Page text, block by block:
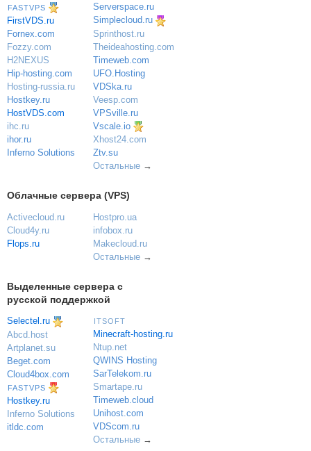
FASTVPS
FirstVDS.ru
Fornex.com
Fozzy.com
H2NEXUS
Hip-hosting.com
Hosting-russia.ru
Hostkey.ru
HostVDS.com
ihc.ru
ihor.ru
Inferno Solutions
Serverspace.ru
Simplecloud.ru
Sprinthost.ru
Theideahosting.com
Timeweb.com
UFO.Hosting
VDSka.ru
Veesp.com
VPSville.ru
Vscale.io
Xhost24.com
Ztv.su
Остальные→
Облачные сервера (VPS)
Activecloud.ru
Cloud4y.ru
Flops.ru
Hostpro.ua
infobox.ru
Makecloud.ru
Остальные→
Выделенные сервера с
русской поддержкой
Selectel.ru
Abcd.host
Artplanet.su
Beget.com
Cloud4box.com
FASTVPS
Hostkey.ru
Inferno Solutions
itldc.com
ITSOFT
Minecraft-hosting.ru
Ntup.net
QWINS Hosting
SarTelekom.ru
Smartape.ru
Timeweb.cloud
Unihost.com
VDScom.ru
Остальные→